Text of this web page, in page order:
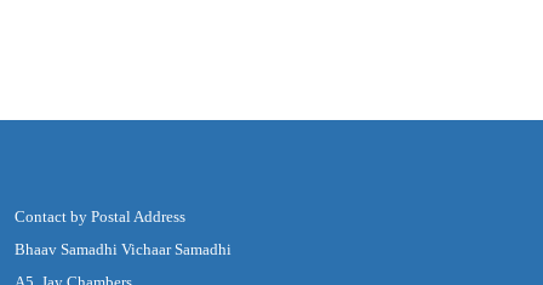
Contact by Postal Address
Bhaav Samadhi Vichaar Samadhi